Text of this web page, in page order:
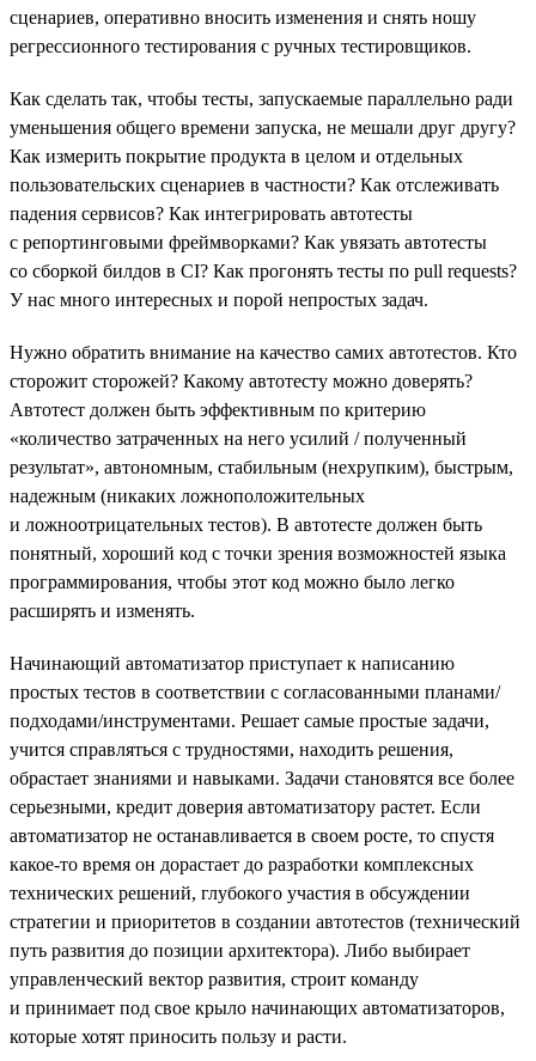
сценариев, оперативно вносить изменения и снять ношу
регрессионного тестирования с ручных тестировщиков.
Как сделать так, чтобы тесты, запускаемые параллельно ради
уменьшения общего времени запуска, не мешали друг другу?
Как измерить покрытие продукта в целом и отдельных
пользовательских сценариев в частности? Как отслеживать
падения сервисов? Как интегрировать автотесты
с репортинговыми фреймворками? Как увязать автотесты
со сборкой билдов в CI? Как прогонять тесты по pull requests?
У нас много интересных и порой непростых задач.
Нужно обратить внимание на качество самих автотестов. Кто
сторожит сторожей? Какому автотесту можно доверять?
Автотест должен быть эффективным по критерию
«количество затраченных на него усилий / полученный
результат», автономным, стабильным (нехрупким), быстрым,
надежным (никаких ложноположительных
и ложноотрицательных тестов). В автотесте должен быть
понятный, хороший код с точки зрения возможностей языка
программирования, чтобы этот код можно было легко
расширять и изменять.
Начинающий автоматизатор приступает к написанию
простых тестов в соответствии с согласованными планами/
подходами/инструментами. Решает самые простые задачи,
учится справляться с трудностями, находить решения,
обрастает знаниями и навыками. Задачи становятся все более
серьезными, кредит доверия автоматизатору растет. Если
автоматизатор не останавливается в своем росте, то спустя
какое-то время он дорастает до разработки комплексных
технических решений, глубокого участия в обсуждении
стратегии и приоритетов в создании автотестов (технический
путь развития до позиции архитектора). Либо выбирает
управленческий вектор развития, строит команду
и принимает под свое крыло начинающих автоматизаторов,
которые хотят приносить пользу и расти.